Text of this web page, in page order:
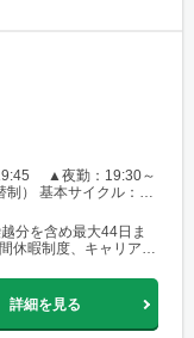
▲夜勤：19:30～
） 基本サイクル：〇
分を含め最大44日ま
休暇制度、キャリアデ
詳細を見る